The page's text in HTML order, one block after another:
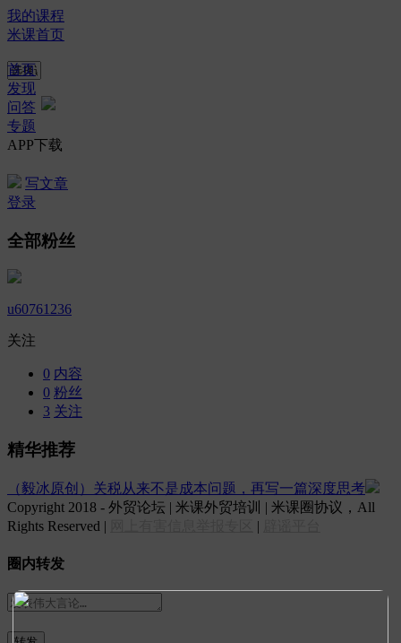
我的课程
米课首页
首页
发现
问答
专题
APP下载
写文章
登录
全部粉丝
u60761236
关注
0 内容
0 粉丝
3 关注
精华推荐
（毅冰原创）关税从来不是成本问题，再写一篇深度思考
Copyright 2018 - 外贸论坛 | 米课外贸培训 | 米课圈协议，All
Rights Reserved |
|
圈内转发